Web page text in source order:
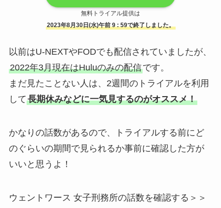
無料トライアル提供は
2023年8月30日(水)午前 9 : 59で終了しました。
以前はU-NEXTやFODでも配信されていましたが、
2022年3月現在はHuluのみの配信です。
まだ見たことない人は、2週間のトライアルを利用
して長期休みなどに一気見するのがオススメ！
かなりの話数があるので、トライアルする前にど
のぐらいの期間で見られるか事前に確認した方が
いいと思うよ！
ウェントワース 女子刑務所の話数を確認する＞＞